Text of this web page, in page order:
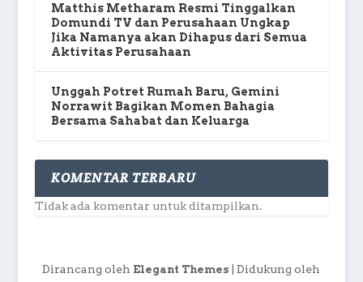
Matthis Metharam Resmi Tinggalkan
Domundi TV dan Perusahaan Ungkap
Jika Namanya akan Dihapus dari Semua
Aktivitas Perusahaan
Unggah Potret Rumah Baru, Gemini
Norrawit Bagikan Momen Bahagia
Bersama Sahabat dan Keluarga
KOMENTAR TERBARU
Tidak ada komentar untuk ditampilkan.
Dirancang oleh Elegant Themes | Didukung oleh